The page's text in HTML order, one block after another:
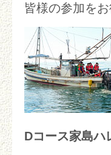
皆様の参加を
Dコース家島ハ